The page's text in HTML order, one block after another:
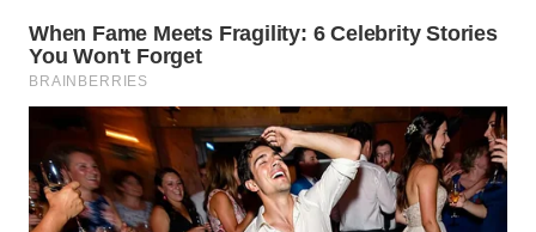
TAPANULI
TENGAH
WN DELI
SERDANG
WN